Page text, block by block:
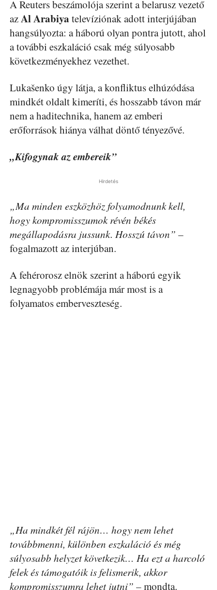
A Reuters beszámolója szerint a belarusz vezető
azAl Arabiya televíziónak adott interjújában
hangsúlyozta: a háború olyan pontra jutott, ahol
a további eszkaláció csak még súlyosabb
következményekhez vezethet.
Lukašenko úgy látja, a konfliktus elhúzódása
mindkét oldalt kimeríti, és hosszabb távon már
nem a haditechnika, hanem az emberi
erőforrások hiánya válhat döntő tényezővé.
„Kifogynak az embereik”
Hirdetés
„Ma minden eszközhöz folyamodnunk kell,
hogy kompromisszumok révén békés
megállapodásra jussunk. Hosszú távon” –
fogalmazott az interjúban.
A fehérorosz elnök szerint a háború egyik
legnagyobb problémája már most is a
folyamatos emberveszteség.
„Ha mindkét fél rájön… hogy nem lehet
továbbmenni, különben eszkaláció és még
súlyosabb helyzet következik… Ha ezt a harcoló
felek és támogatóik is felismerik, akkor
kompromisszumra lehet jutni” – mondta.